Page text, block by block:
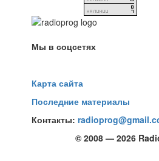
Мы в соцсетях
Карта сайта
Последние материалы
Контакты:
© 2008 — 2026